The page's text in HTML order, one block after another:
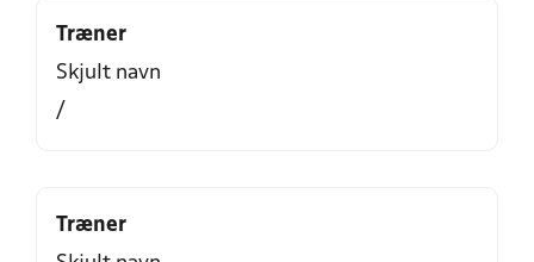
Træner
Skjult navn
/
Træner